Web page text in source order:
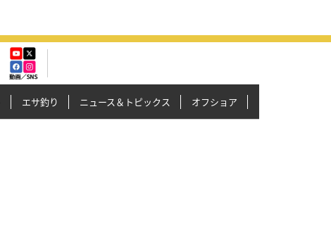
エサ釣り ニュース＆トピックス オフショア